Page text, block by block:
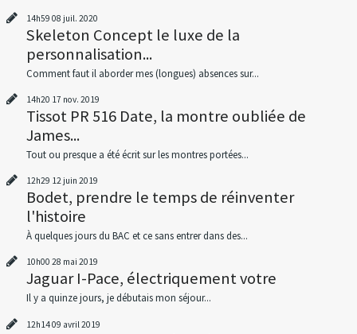
14h59 08 juil. 2020
Skeleton Concept le luxe de la
personnalisation...
Comment faut il aborder mes (longues) absences sur...
14h20 17 nov. 2019
Tissot PR 516 Date, la montre oubliée de
James...
Tout ou presque a été écrit sur les montres portées...
12h29 12 juin 2019
Bodet, prendre le temps de réinventer
l'histoire
À quelques jours du BAC et ce sans entrer dans des...
10h00 28 mai 2019
Jaguar I-Pace, électriquement votre
Il y a quinze jours, je débutais mon séjour...
12h1409 avril 2019